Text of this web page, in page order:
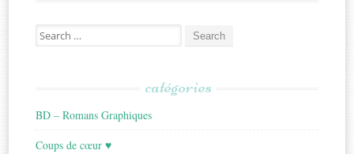
Search
for:
catégories
BD – Romans Graphiques
Coups de cœur ♥